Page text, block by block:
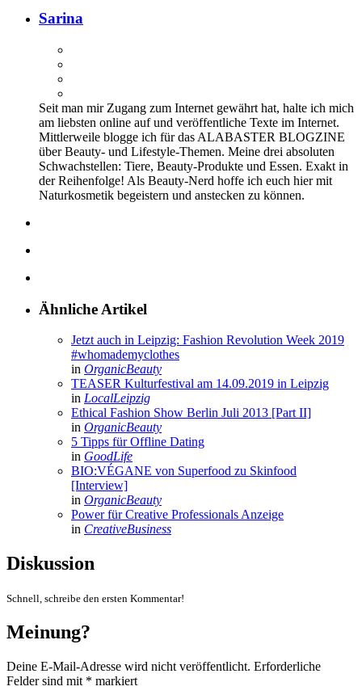
Sarina
Seit man mir Zugang zum Internet gewährt hat, halte ich mich
am liebsten online auf und veröffentliche Texte im Internet.
Mittlerweile blogge ich für das ALABASTER BLOGZINE
über Beauty- und Lifestyle-Themen. Meine drei absoluten
Schwachstellen: Tiere, Beauty-Produkte und Essen. Exakt in
der Reihenfolge! Als Beauty-Nerd hoffe ich euch hier mit
Naturkosmetik begeistern und anstecken zu können.
Ähnliche Artikel
Jetzt auch in Leipzig: Fashion Revolution Week 2019
#whomademyclothes
in OrganicBeauty
TEASER Kulturfestival am 14.09.2019 in Leipzig
in LocalLeipzig
Ethical Fashion Show Berlin Juli 2013 [Part II]
in OrganicBeauty
5 Tipps für Offline Dating
in GoodLife
BIO:VÉGANE von Superfood zu Skinfood
[Interview]
in OrganicBeauty
Power für Creative Professionals Anzeige
in CreativeBusiness
Diskussion
Schnell, schreibe den ersten Kommentar!
Meinung?
Deine E-Mail-Adresse wird nicht veröffentlicht. Erforderliche
Felder sind mit * markiert